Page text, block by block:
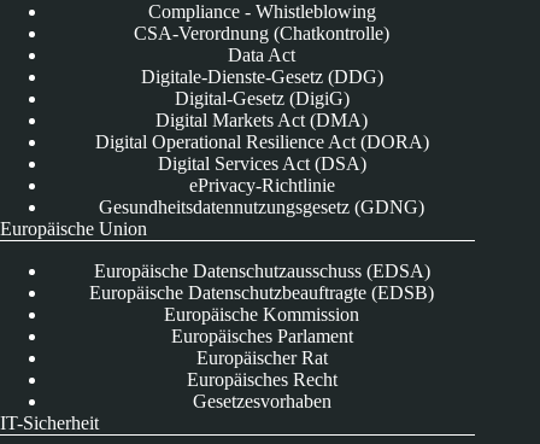
Compliance - Whistleblowing
CSA-Verordnung (Chatkontrolle)
Data Act
Digitale-Dienste-Gesetz (DDG)
Digital-Gesetz (DigiG)
Digital Markets Act (DMA)
Digital Operational Resilience Act (DORA)
Digital Services Act (DSA)
ePrivacy-Richtlinie
Gesundheitsdatennutzungsgesetz (GDNG)
Europäische Union
Europäische Datenschutzausschuss (EDSA)
Europäische Datenschutzbeauftragte (EDSB)
Europäische Kommission
Europäisches Parlament
Europäischer Rat
Europäisches Recht
Gesetzesvorhaben
IT-Sicherheit